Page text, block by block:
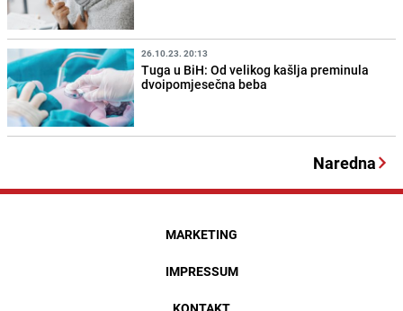
26.10.23. 20:13
Tuga u BiH: Od velikog kašlja preminula
dvoipomjesečna beba
Naredna
MARKETING
IMPRESSUM